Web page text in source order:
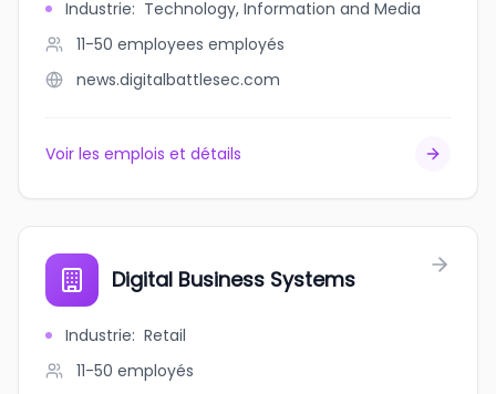
Industrie: Technology, Information and Media
11-50 employees employés
news.digitalbattlesec.com
Voir les emplois et détails
Digital Business Systems
Industrie: Retail
11-50 employés